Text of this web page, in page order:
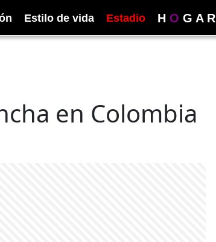
Estilo de vida Estadio H O G A R
en Colombia